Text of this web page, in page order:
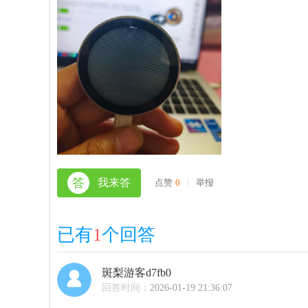
答 我来答 点赞 0 | 举报
已有1个回答
斑梨游客d7fb0
回答时间： 2026-01-19 21:36:07